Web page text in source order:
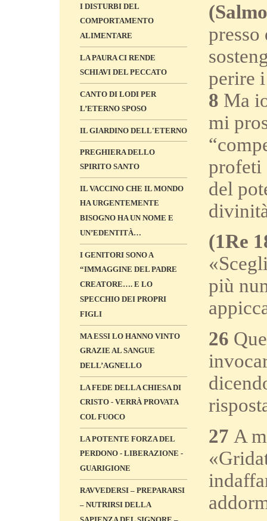
I DISTURBI DEL
COMPORTAMENTO
ALIMENTARE
LA PAURA CI RENDE
SCHIAVI DEL PECCATO
CANTO DI LODI PER
L’ETERNO SPOSO
IL GIARDINO DELL'ETERNO
PREGHIERA DELLO
SPIRITO SANTO
IL VACCINO CHE IL MONDO
HA URGENTEMENTE
BISOGNO HA UN NOME E
UN’EDENTITÀ…
I GENITORI SONO A
“IMMAGGINE DEL PADRE
CREATORE…. E LO
SPECCHIO DEI PROPRI
FIGLI
MA ESSI LO HANNO VINTO
GRAZIE AL SANGUE
DELL’AGNELLO
LA FEDE DELLA CHIESA DI
CRISTO - VERRÀ PROVATA
COL FUOCO
LA POTENTE FORZA DEL
PERDONO - LIBERAZIONE -
GUARIGIONE
RAVVEDERSI – PREPARARSI
– NUTRIRSI DELLA
perire
8 Ma
mi
profeti
del
(1Re
più
26
27 A